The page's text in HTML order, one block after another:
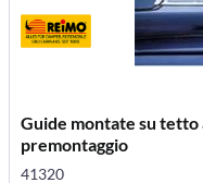
Guide montate su tetto
premontaggio
41320